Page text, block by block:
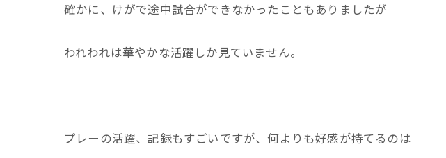
確かに、けがで途中試合ができなかったこともありましたが
われわれは華やかな活躍しか見ていません。
プレーの活躍、記録もすごいですが、何よりも好感が持てるのは